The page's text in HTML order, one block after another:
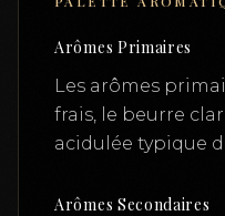
Arômes Primaires
Les arômes
frais, le beurre
acidulée typique
Arômes Secondaires